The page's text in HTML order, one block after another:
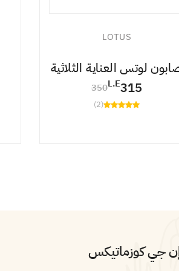
LOTUS
لوتس العناية الثلاثية
315
L.E
350
(2)
جي كوزماتيكس